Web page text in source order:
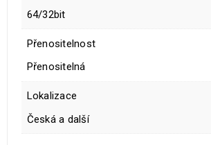
64/32bit
Přenositelnost
Přenositelná
Lokalizace
Česká a další